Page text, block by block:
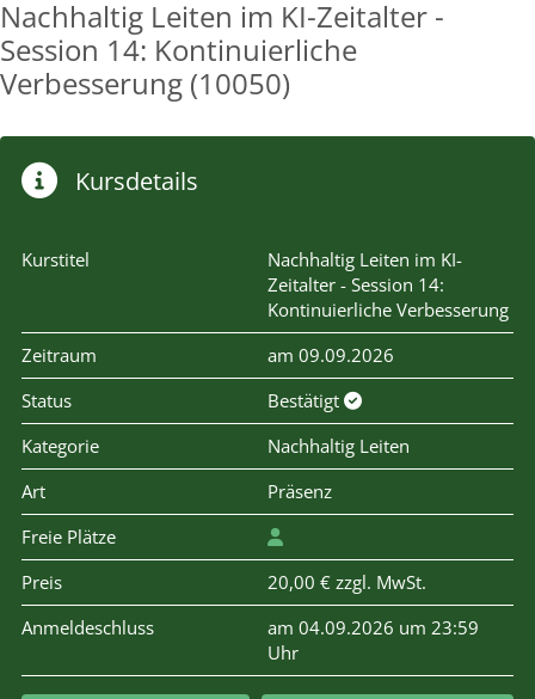
Nachhaltig Leiten im KI-Zeitalter -
Session 14: Kontinuierliche
Verbesserung (10050)
Kursdetails
Kurstitel
Nachhaltig Leiten im KI-
Zeitalter - Session 14:
Kontinuierliche Verbesserung
Zeitraum
am 09.09.2026
Status
Bestätigt
Kategorie
Nachhaltig Leiten
Art
Präsenz
Freie Plätze
Preis
20,00 € zzgl. MwSt.
Anmeldeschluss
am 04.09.2026 um 23:59
Uhr